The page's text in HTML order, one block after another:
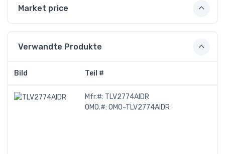
Market price
Verwandte Produkte
Bild Teil #
Mfr.#: TLV2774AIDR
OMO.#: OMO-TLV2774AIDR